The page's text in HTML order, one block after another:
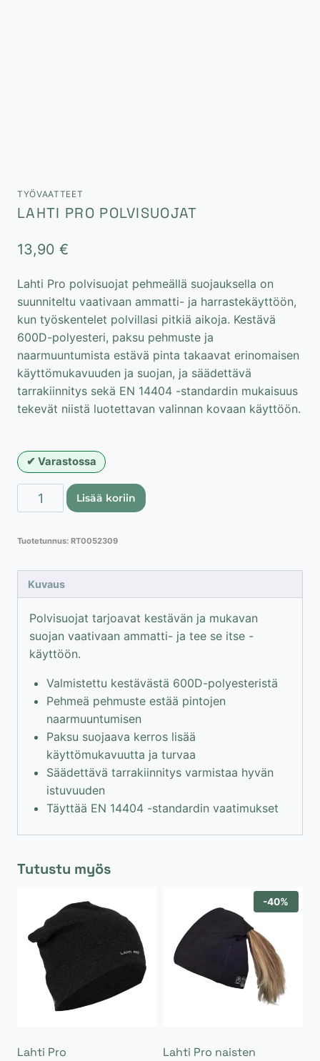
TYÖVAATTEET
LAHTI PRO POLVISUOJAT
13,90 €
Lahti Pro polvisuojat pehmeällä suojauksella on
suunniteltu vaativaan ammatti- ja harrastekäyttöön,
kun työskentelet polvillasi pitkiä aikoja. Kestävä
600D-polyesteri, paksu pehmuste ja
naarmuuntumista estävä pinta takaavat erinomaisen
käyttömukavuuden ja suojan, ja säädettävä
tarrakiinnitys sekä EN 14404 -standardin mukaisuus
tekevät niistä luotettavan valinnan kovaan käyttöön.
Varastossa
Lahti
Pro
määrä
Lisää koriin
Tuotetunnus: RT0052309
Kuvaus
Polvisuojat tarjoavat kestävän ja mukavan
suojan vaativaan ammatti- ja tee se itse -
käyttöön.
Valmistettu kestävästä 600D-polyesteristä
Pehmeä pehmuste estää pintojen
naarmuuntumisen
Paksu suojaava kerros lisää
käyttömukavuutta ja turvaa
Säädettävä tarrakiinnitys varmistaa hyvän
istuvuuden
Täyttää EN 14404 -standardin vaatimukset
Tutustu myös
Lahti Pro
-40%
Lahti Pro naisten